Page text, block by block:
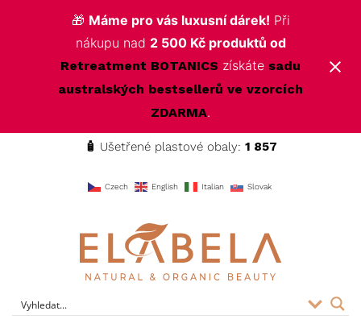
🎁 Máme pro vás luxusní dárek! Při
nákupu nad 2 500 Kč produktů od
Retreatment BOTANICS získáte sadu
australských bestsellerů ve vzorcích
ZDARMA.
🧴 Ušetřené plastové obaly: 1 857
Czech English Italian Slovak
ELABELA Beauty Kvalitní kosmetika pro vás